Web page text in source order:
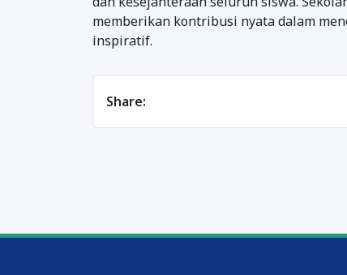
memberikan kontribusi nyata dalam
inspiratif.
Share: